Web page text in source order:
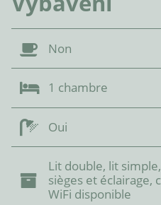
Non
1 chambre
Oui
Lit double, lit
sièges et éclairage,
WiFi disponible